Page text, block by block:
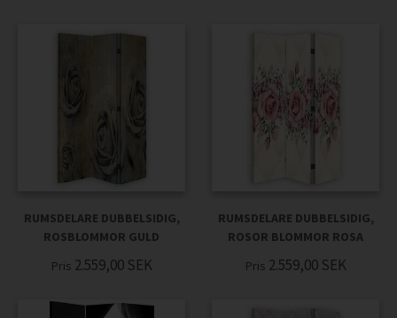
RUMSDELARE DUBBELSIDIG,
ROSBLOMMOR GULD
Pris 2.559,00 SEK
RUMSDELARE DUBBELSIDIG,
ROSOR BLOMMOR ROSA
Pris 2.559,00 SEK